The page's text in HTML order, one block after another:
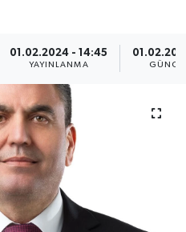
01.02.2024 - 14:45
YAYINLANMA
ve Fikstür